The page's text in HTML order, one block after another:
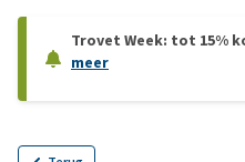
Trovet Week: tot 15%
meer